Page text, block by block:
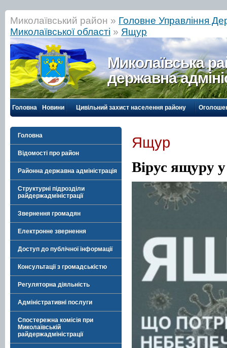
Миколаївський район » Головне Управління
Миколаївської області » Ящур
Миколаївська
державна
Головна Новини Цивільний захист населення району
Головна
Відомості про район
Районна державна адміністрація
Структурні підрозділи
райдержадміністрації
Звернення громадян
Електронне звернення
Доступ до публічної інформації
Консультації з громадськістю
Регуляторна діяльність
Адміністративні послуги
Спостережна комісія при
Миколаївській
райдержадміністрації
Ящур
Вірус ящуру